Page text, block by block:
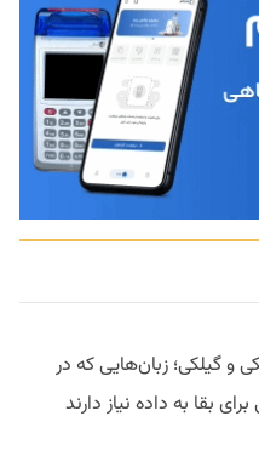
و گیلکی؛ زبان‌هایی که در
بقا به داده نیاز دارند